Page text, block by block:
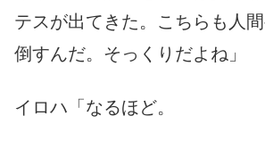
テスが出てきた。こちらも人
倒すんだ。そっくりだよね」
イロハ「なるほど。